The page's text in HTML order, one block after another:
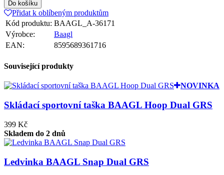
Do košíku
Přidat k oblíbeným produktům
Kód produktu: BAAGL_A-36171
Výrobce:
Baagl
EAN:
8595689361716
Související produkty
NOVINKA
Skládací sportovní taška BAAGL Hoop Dual GRS
399 Kč
Skladem do 2 dnů
Ledvinka BAAGL Snap Dual GRS